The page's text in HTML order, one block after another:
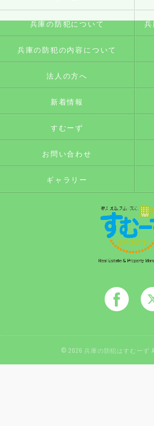
兵庫の防犯について
兵庫の防犯の内容について
法人の方へ
新着情報
すむーず
お問い合わせ
ギャラリー
© 2026 兵庫の防犯はすむーず